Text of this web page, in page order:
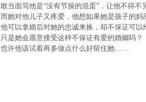
敢当面骂他是“没有节操的混蛋”，让他不得不
而她对他儿子又疼爱，他想如果她是孩子的妈
他可以拿婚后对她的忠诚来换，却不保证可以
只是她会愿意接受这样不保证有爱的婚姻吗？
也许他该试着再多做点什么好留住她……